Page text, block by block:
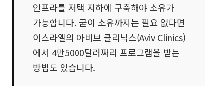
인프라를 저택 지하에 구축해야 소유가
가능합니다. 굳이 소유까지는 필요 없다면
이스라엘의 아비브 클리닉스(Aviv Clinics)
에서 4만5000달러짜리 프로그램을 받는
방법도 있습니다.